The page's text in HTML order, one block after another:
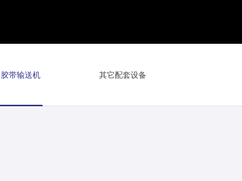
胶带输送机 其它配套设备